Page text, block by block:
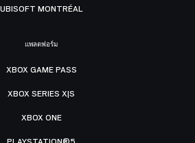
UBISOFT MONTRÉAL
แพลตฟอร์ม
XBOX GAME PASS
XBOX SERIES X|S
XBOX ONE